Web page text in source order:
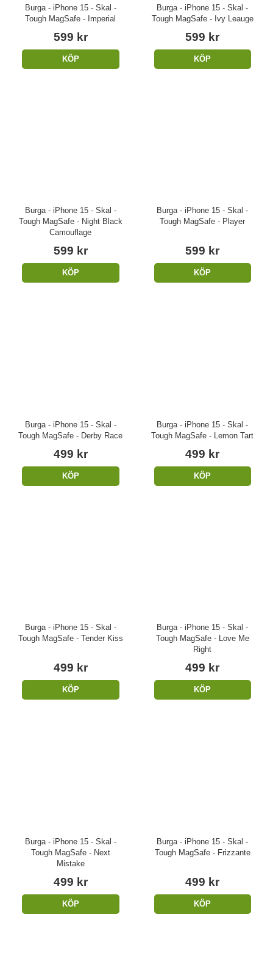
Burga - iPhone 15 - Skal -
Tough MagSafe - Imperial
599 kr
KÖP
Burga - iPhone 15 - Skal -
Tough MagSafe - Ivy Leauge
599 kr
KÖP
Burga - iPhone 15 - Skal -
Tough MagSafe - Night Black
Camouflage
599 kr
KÖP
Burga - iPhone 15 - Skal -
Tough MagSafe - Player
599 kr
KÖP
Burga - iPhone 15 - Skal -
Tough MagSafe - Derby Race
499 kr
KÖP
Burga - iPhone 15 - Skal -
Tough MagSafe - Lemon Tart
499 kr
KÖP
Burga - iPhone 15 - Skal -
Tough MagSafe - Tender Kiss
499 kr
KÖP
Burga - iPhone 15 - Skal -
Tough MagSafe - Love Me
Right
499 kr
KÖP
Burga - iPhone 15 - Skal -
Tough MagSafe - Next
Mistake
499 kr
KÖP
Burga - iPhone 15 - Skal -
Tough MagSafe - Frizzante
499 kr
KÖP